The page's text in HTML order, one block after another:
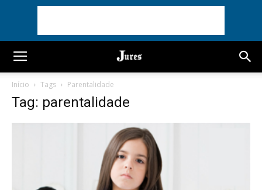
Início Tags Parentalidade
Tag: parentalidade